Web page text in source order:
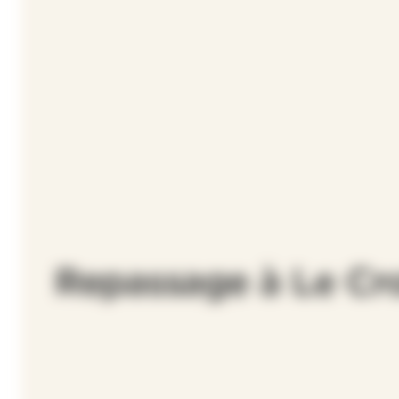
Repassage à Le